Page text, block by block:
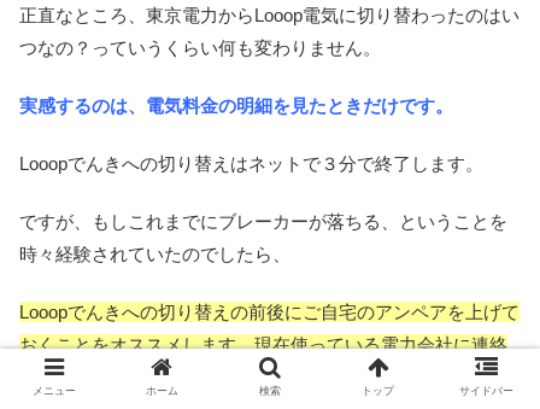
正直なところ、東京電力からLooop電気に切り替わったのはい
つなの？っていうくらい何も変わりません。
実感するのは、電気料金の明細を見たときだけです。
Looopでんきへの切り替えはネットで３分で終了します。
ですが、もしこれまでにブレーカーが落ちる、ということを
時々経験されていたのでしたら、
Looopでんきへの切り替えの前後にご自宅のアンペアを上げて
おくことをオススメします。現在使っている電力会社に連絡
するか、切り替え後Looopでんきに連絡すれば、すぐに対応し
メニュー ホーム 検索 トップ サイドバー